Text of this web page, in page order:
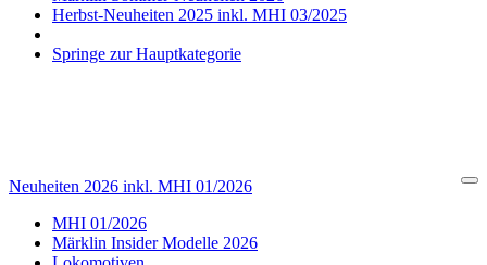
Herbst-Neuheiten 2025 inkl. MHI 03/2025
Springe zur Hauptkategorie
Neuheiten 2026 inkl. MHI 01/2026
MHI 01/2026
Märklin Insider Modelle 2026